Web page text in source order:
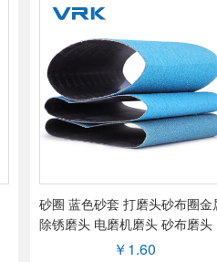
砂圈 蓝色砂套 打磨头砂布圈金
除锈磨头 电磨机磨头 砂布磨头
￥1.60